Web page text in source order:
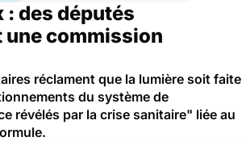
des députés
une commission
réclament que la lumière soit faite
du système de
révélés par la crise sanitaire" liée au